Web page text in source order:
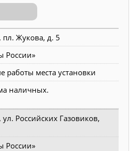
пл. Жукова, д. 5
России»
работы места установки
наличных.
Российских Газовиков,
России»